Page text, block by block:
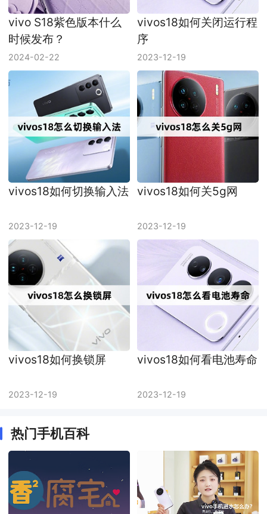
vivo S18紫色版本什么
时候发布？
2024-02-22
vivos18如何关闭运行程
序
2023-12-19
vivos18如何切换输入法
2023-12-19
vivos18如何关5g网
2023-12-19
vivos18如何换锁屏
2023-12-19
vivos18如何看电池寿命
2023-12-19
热门手机百科